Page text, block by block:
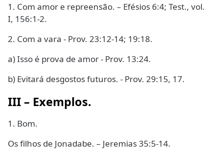
1. Com amor e repreensão. – Efésios 6:4; Test., vol.
I, 156:1-2.
2. Com a vara - Prov. 23:12-14; 19:18.
a) Isso é prova de amor - Prov. 13:24.
b) Evitará desgostos futuros. - Prov. 29:15, 17.
III – Exemplos.
1. Bom.
Os filhos de Jonadabe. – Jeremias 35:5-14.